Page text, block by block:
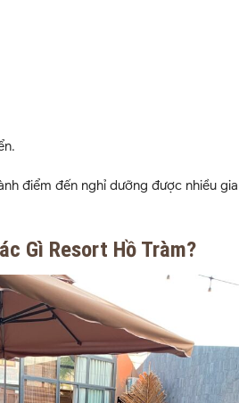
điểm đến nghỉ dưỡng được nhiều
Gì Resort Hồ Tràm?